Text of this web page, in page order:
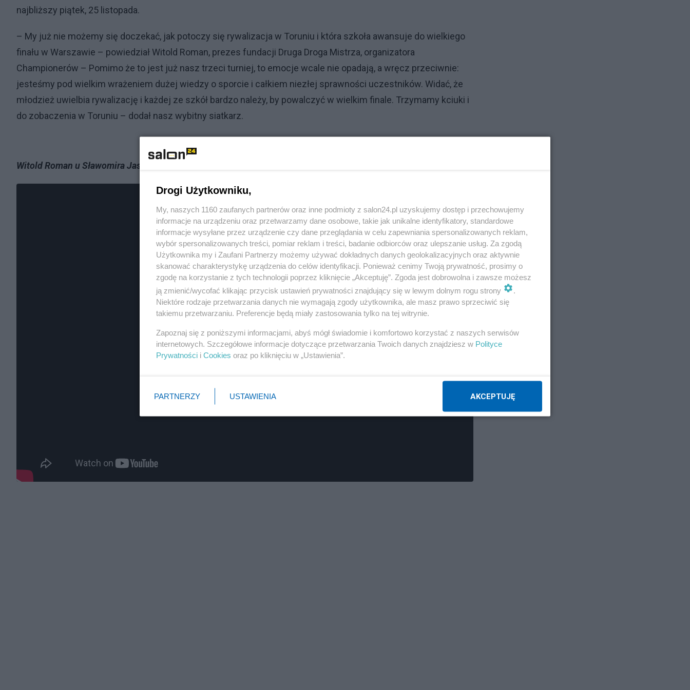
najbliższy piątek, 25 listopada.
– My już nie możemy się doczekać, jak potoczy się rywalizacja w Toruniu i która szkoła awansuje do wielkiego
finału w Warszawie – powiedział Witold Roman, prezes fundacji Druga Droga Mistrza, organizatora
Championerów – Pomimo że to jest już nasz trzeci turniej, to emocje wcale nie opadają, a wręcz przeciwnie:
jesteśmy pod wielkim wrażeniem dużej wiedzy o sporcie i całkiem niezłej sprawności uczestników. Widać, że
młodzież uwielbia rywalizację i każdej ze szkół bardzo należy, by powalczyć w wielkim finale. Trzymamy kciuki i
do zobaczenia w Toruniu – dodał nasz wybitny siatkarz.
Witold Roman u Sławomira Jastrzębowskiego:
Drogi Użytkowniku,
My, naszych 1160 zaufanych partnerów oraz inne podmioty z salon24.pl uzyskujemy dostęp i przechowujemy
informacje na urządzeniu oraz przetwarzamy dane osobowe, takie jak unikalne identyfikatory, standardowe
informacje wysyłane przez urządzenie czy dane przeglądania w celu zapewniania spersonalizowanych reklam,
wybór spersonalizowanych treści, pomiar reklam i treści, badanie odbiorców oraz ulepszanie usług. Za zgodą
Użytkownika my i Zaufani Partnerzy możemy używać dokładnych danych geolokalizacyjnych oraz aktywnie
skanować charakterystykę urządzenia do celów identyfikacji. Ponieważ cenimy Twoją prywatność, prosimy o
zgodę na korzystanie z tych technologii poprzez kliknięcie „Akceptuję”. Zgoda jest dobrowolna i zawsze możesz
ją zmienić/wycofać klikając przycisk ustawień prywatności znajdujący się w lewym dolnym rogu strony
.
Niektóre rodzaje przetwarzania danych nie wymagają zgody użytkownika, ale masz prawo sprzeciwić się
takiemu przetwarzaniu. Preferencje będą miały zastosowania tylko na tej witrynie.
Zapoznaj się z poniższymi informacjami, abyś mógł świadomie i komfortowo korzystać z naszych serwisów
internetowych. Szczegółowe informacje dotyczące przetwarzania Twoich danych znajdziesz w Polityce
Prywatności i Cookies oraz po kliknięciu w „Ustawienia”.
PARTNERZY USTAWIENIA AKCEPTUJĘ